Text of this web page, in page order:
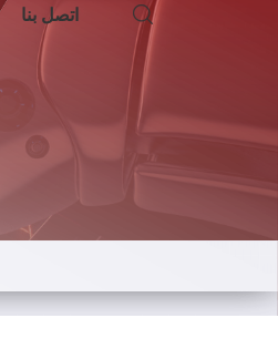
English
Français
Deutsch
Pусский
Español
العربية
اتصل بنا